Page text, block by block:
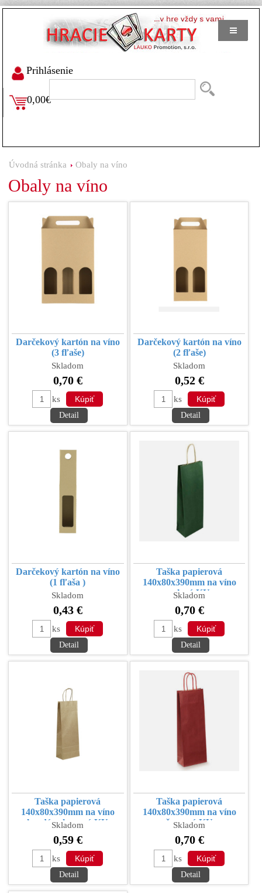
Prihlásenie
0,00€
Úvodná stránka Obaly na víno
Obaly na víno
Darčekový kartón na víno
(3 fľaše)
Skladom
0,70 €
ks
Detail
Darčekový kartón na víno
(2 fľaše)
Skladom
0,52 €
ks
Detail
Darčekový kartón na víno
(1 fľaša )
Skladom
0,43 €
ks
Detail
Taška papierová
140x80x390mm na víno
zelená KU
Skladom
0,70 €
ks
Detail
Taška papierová
140x80x390mm na víno
hnedá ryhovaná KU
Skladom
0,59 €
ks
Detail
Taška papierová
140x80x390mm na víno
červená KU
Skladom
0,70 €
ks
Detail